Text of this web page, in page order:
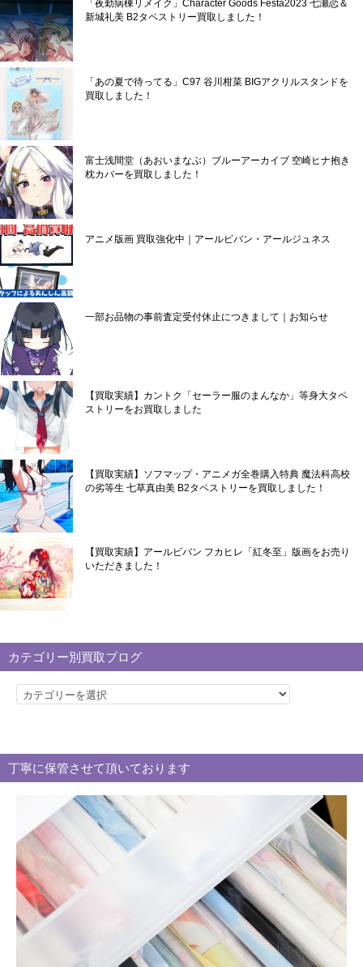
「夜勤病棟リメイク」Character Goods Festa2023 七瀬恋＆
新城礼美 B2タペストリー買取しました！
「あの夏で待ってる」C97 谷川柑菜 BIGアクリルスタンドを
買取しました！
富士浅間堂（あおいまなぶ）ブルーアーカイブ 空崎ヒナ抱き
枕カバーを買取しました！
アニメ版画 買取強化中｜アールビバン・アールジュネス
一部お品物の事前査定受付休止につきまして｜お知らせ
【買取実績】カントク「セーラー服のまんなか」等身大タペ
ストリーをお買取しました
【買取実績】ソフマップ・アニメガ全巻購入特典 魔法科高校
の劣等生 七草真由美 B2タペストリーを買取しました！
【買取実績】アールビバン フカヒレ「紅冬至」版画をお売り
いただきました！
カテゴリー別買取ブログ
カ
リ
ー
ロ
グ
丁寧に保管させて頂いております